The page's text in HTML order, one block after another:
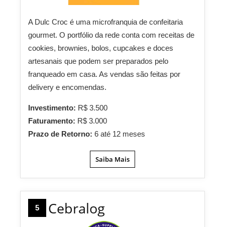
A Dulc Croc é uma microfranquia de confeitaria
gourmet. O portfólio da rede conta com receitas de
cookies, brownies, bolos, cupcakes e doces
artesanais que podem ser preparados pelo
franqueado em casa. As vendas são feitas por
delivery e encomendas.
Investimento: R$ 3.500
Faturamento: R$ 3.000
Prazo de Retorno: 6 até 12 meses
Saiba Mais
5 Cebralog